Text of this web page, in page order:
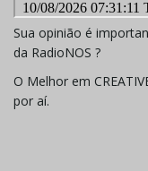
Sua opinião é
da RadioNOS ?
O Melhor em
por aí.